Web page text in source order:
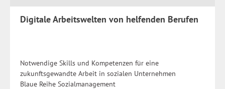
Digitale Arbeitswelten von helfenden Berufen
Notwendige Skills und Kompetenzen für eine
zukunftsgewandte Arbeit in sozialen Unternehmen
Blaue Reihe Sozialmanagement